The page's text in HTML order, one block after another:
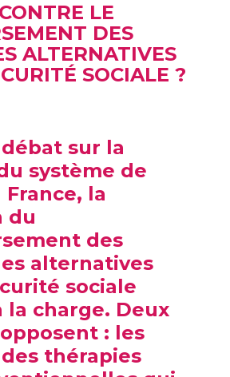
LE
DES
ALTERNATIVES
SOCIALE ?
sur la
système de
la
du
des
alternatives
sociale
la charge. Deux
: les
thérapies